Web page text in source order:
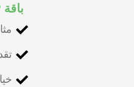
باقة Organic Ecom VIP (مخصصة للمتاجر الكبيرة والراغبة في السيطرة على محركات البحث)